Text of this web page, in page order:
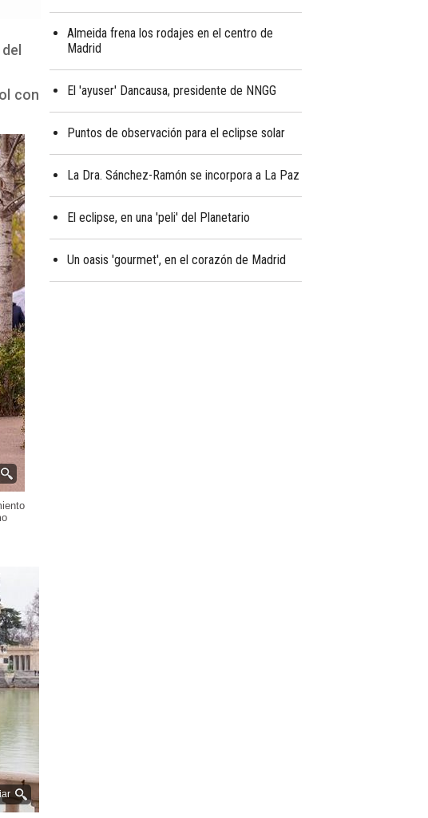
con
Almeida frena los rodajes en el centro de
Madrid
El 'ayuser' Dancausa, presidente de NNGG
Puntos de observación para el eclipse solar
La Dra. Sánchez-Ramón se incorpora a La Paz
El eclipse, en una 'peli' del Planetario
Un oasis 'gourmet', en el corazón de Madrid